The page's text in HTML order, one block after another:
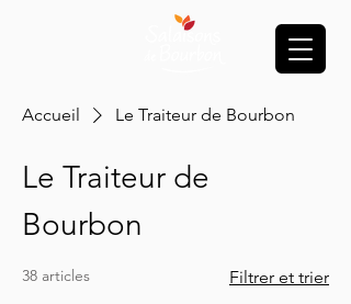
Accueil Le Traiteur de Bourbon
Le Traiteur de
Bourbon
38 articles Filtrer et trier